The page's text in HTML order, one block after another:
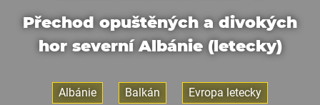
Přechod opuštěných a divokých
hor severní Albánie (letecky)
Albánie Balkán Evropa letecky